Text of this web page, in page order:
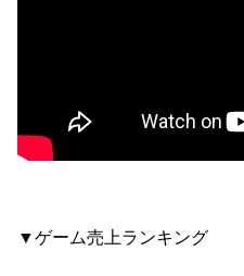
▼ゲーム売上ランキング